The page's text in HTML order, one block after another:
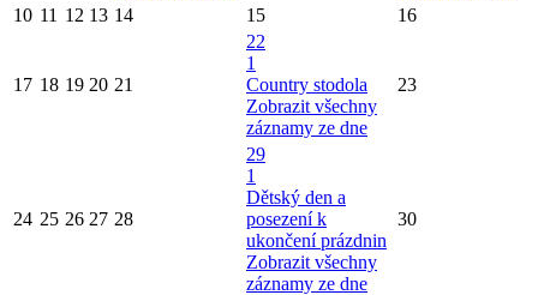
10 11 12 13 14 15 16
17 18 19 20 21
22
1
Country stodola
Zobrazit všechny
záznamy ze dne
23
24 25 26 27 28
29
1
Dětský den a
posezení k
ukončení prázdnin
Zobrazit všechny
záznamy ze dne
30